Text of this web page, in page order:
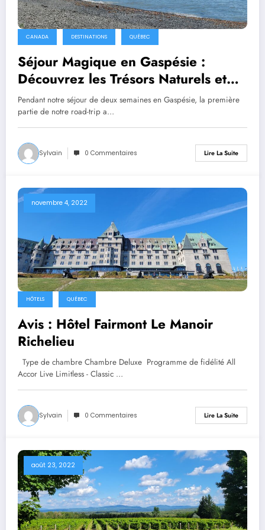
CANADA DESTINATIONS QUÉBEC
Séjour Magique en Gaspésie :
Découvrez les Trésors Naturels et
Culturels
Pendant notre séjour de deux semaines en Gaspésie, la première
partie de notre road-trip a…
Sylvain 0 Commentaires Lire La Suite
novembre 4, 2022
HÔTELS QUÉBEC
Avis : Hôtel Fairmont Le Manoir
Richelieu
Type de chambre Chambre Deluxe Programme de fidélité All
Accor Live Limitless - Classic …
Sylvain 0 Commentaires Lire La Suite
août 23, 2022